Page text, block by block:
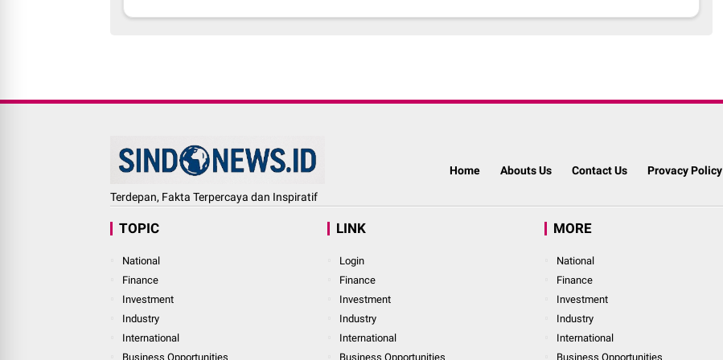
Terdepan, Fakta Terpercaya dan Inspiratif
Home Abouts Us Contact Us Provacy Policy
TOPIC
National
Finance
Investment
Industry
International
Business Opportunities
LINK
Login
Finance
Investment
Industry
International
Business Opportunities
MORE
National
Finance
Investment
Industry
International
Business Opportunities